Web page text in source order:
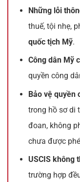
Những lỗi
thuế, tội nhẹ,
quốc tịch Mỹ.
Công dân Mỹ
quyền công
Bảo vệ quyền
trong hồ sơ di
đoan, không
chưa được
USCIS không
trường hợp